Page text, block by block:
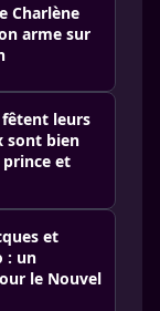
Charlène
arme sur
fêtent leurs
sont bien
prince et
et
: un
le Nouvel